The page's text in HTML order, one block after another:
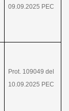
09.09.2025 PEC
Prot. 109049 del
10.09.2025 PEC